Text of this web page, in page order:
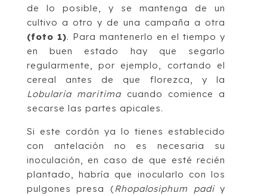
de lo posible, y se mantenga de un
cultivo a otro y de una campaña a otra
(foto 1). Para mantenerlo en el tiempo y
en buen estado hay que segarlo
regularmente, por ejemplo, cortando el
cereal antes de que florezca, y la
Lobularia maritima cuando comience a
secarse las partes apicales.
Si este cordón ya lo tienes establecido
con antelación no es necesaria su
inoculación, en caso de que esté recién
plantado, habría que inocularlo con los
pulgones presa (Rhopalosiphum padiy